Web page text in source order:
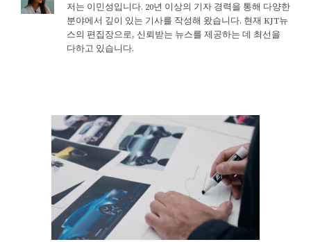
저는 이민성입니다. 20년 이상의 기자 경력을 통해 다양한
분야에서 깊이 있는 기사를 작성해 왔습니다. 현재 KJT뉴
스의 편집장으로, 신뢰받는 뉴스를 제공하는 데 최선을
다하고 있습니다.